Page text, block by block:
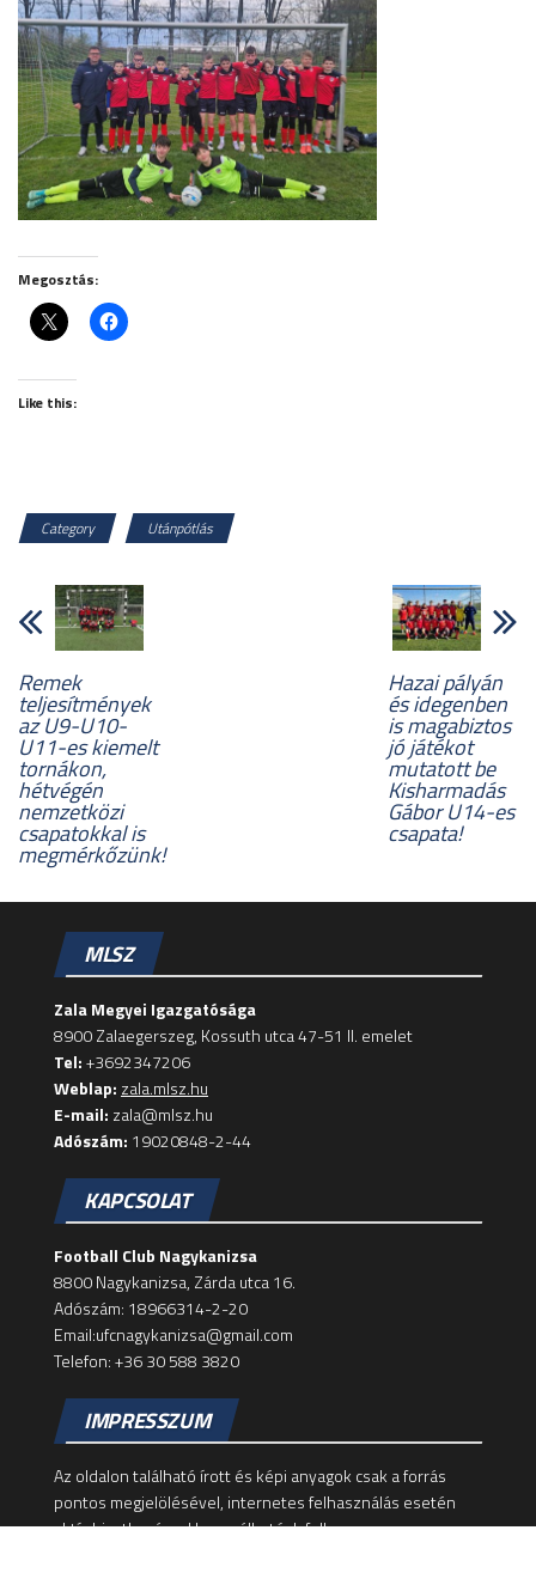
Megosztás:
Like this:
Category Utánpótlás
Remek
teljesítmények
az U9-U10-
U11-es kiemelt
tornákon,
hétvégén
nemzetközi
csapatokkal is
megmérkőzünk!
Hazai pályán
és idegenben
is magabiztos
jó játékot
mutatott be
Kisharmadás
Gábor U14-es
csapata!
MLSZ
Zala Megyei Igazgatósága
8900 Zalaegerszeg, Kossuth utca 47-51 II. emelet
Tel:+3692347206
Weblap: zala.mlsz.hu
E-mail: zala@mlsz.hu
Adószám: 19020848-2-44
KAPCSOLAT
Football Club Nagykanizsa
8800 Nagykanizsa, Zárda utca 16.
Adószám: 18966314-2-20
Email:ufcnagykanizsa@gmail.com
Telefon: +36 30 588 3820
IMPRESSZUM
Az oldalon található írott és képi anyagok csak a forrás
pontos megjelölésével, internetes felhasználás esetén
aktív hivatkozással használhatóak fel!